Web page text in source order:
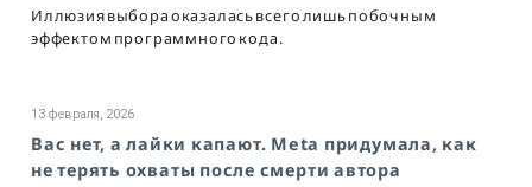
Иллюзия выбора оказалась всего лишь побочным
эффектом программного кода.
13 февраля, 2026
Вас нет, а лайки капают. Meta придумала, как
не терять охваты после смерти автора